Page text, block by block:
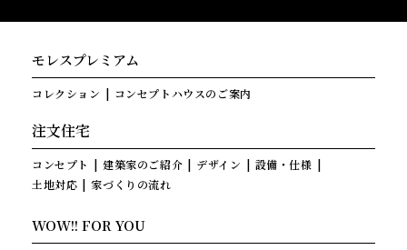
モレスプレミアム
コレクション コンセプトハウスのご案内
注文住宅
コンセプト 建築家のご紹介 デザイン
設備・仕様
土地対応
家づくりの流れ
WOW!! FOR YOU